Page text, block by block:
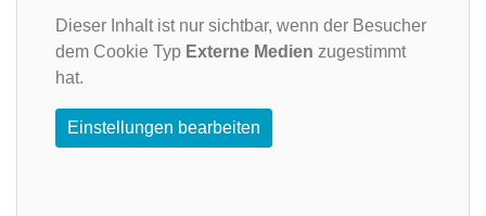
Dieser Inhalt ist nur sichtbar, wenn der Besucher
dem Cookie Typ Externe Medien zugestimmt
hat.
Einstellungen bearbeiten